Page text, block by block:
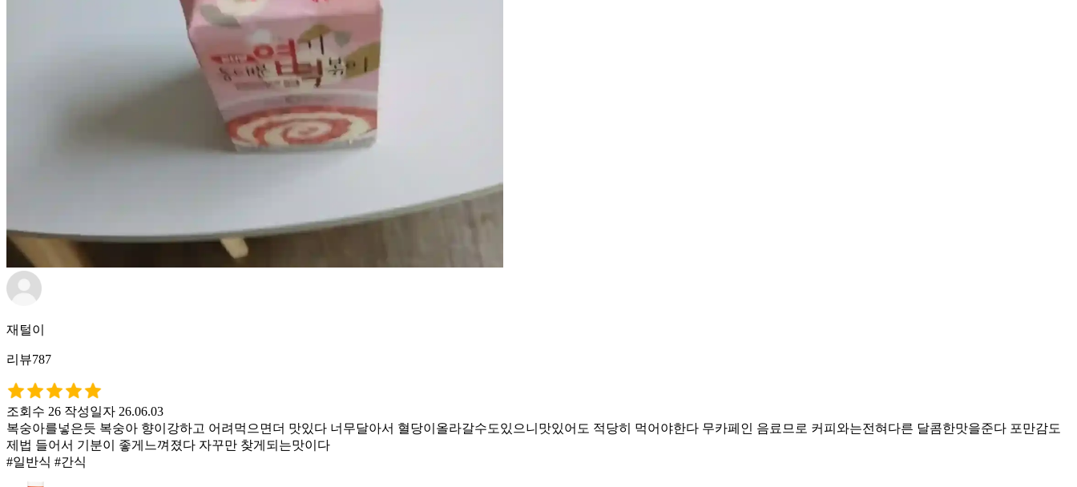
재털이
리뷰787
조회수 26 작성일자 26.06.03
복숭아를넣은듯 복숭아 향이강하고 어려먹으면더 맛있다 너무달아서 혈당이올라갈수도있으니맛있어도 적당히 먹어야한다 무카페인 음료므로 커피와는전혀다른 달콤한맛을준다 포만감도
제법 들어서 기분이 좋게느껴졌다 자꾸만 찾게되는맛이다
#일반식 #간식